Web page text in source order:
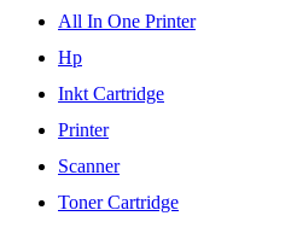
All In One Printer
Hp
Inkt Cartridge
Printer
Scanner
Toner Cartridge